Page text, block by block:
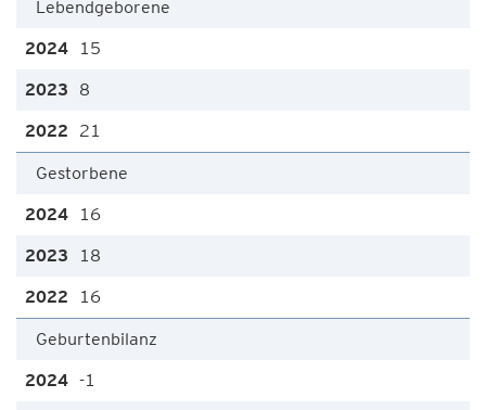
Lebendgeborene
15
8
21
Gestorbene
16
18
16
Geburtenbilanz
-1